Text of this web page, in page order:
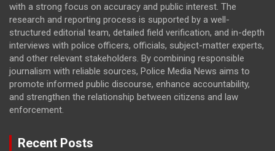
with a strong focus on accuracy and public interest. The
research and reporting process is supported by a well-
structured editorial team, detailed field verification, and in-depth
interviews with police officers, officials, subject-matter experts,
and other relevant stakeholders. By combining responsible
journalism with reliable sources, Police Media News aims to
promote informed public discourse, enhance accountability,
and strengthen the relationship between citizens and law
enforcement.
Recent Posts